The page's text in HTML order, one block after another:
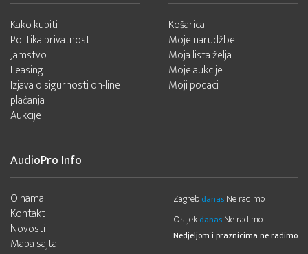
Kako kupiti
Politika privatnosti
Jamstvo
Leasing
Izjava o sigurnosti on-line
plaćanja
Aukcije
Košarica
Moje narudžbe
Moja lista želja
Moje aukcije
Moji podaci
AudioPro Info
O nama
Kontakt
Novosti
Mapa sajta
Zagreb danas Ne radimo
Osijek danas Ne radimo
Nedjeljom i praznicima ne radimo